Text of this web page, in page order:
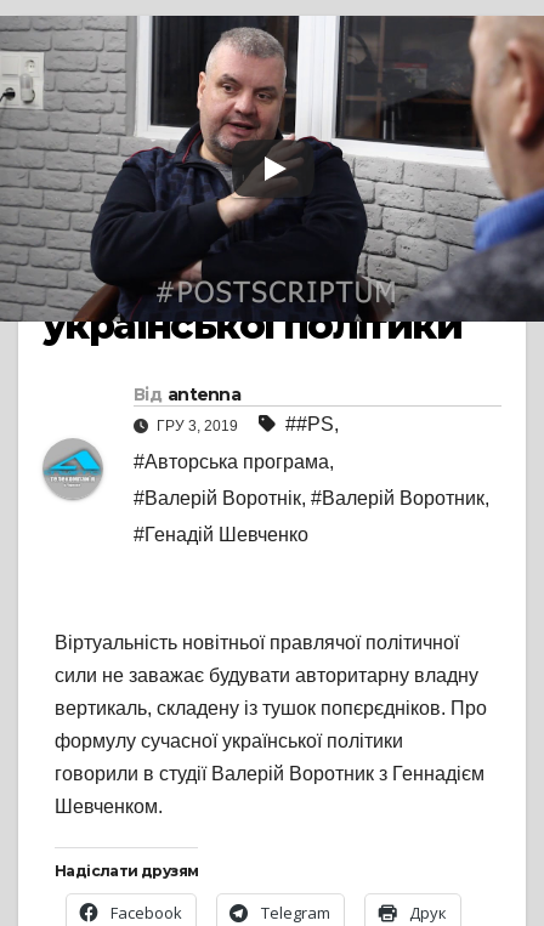
#POSTSCRIPTUM
P. S.: Реальні
правоохоронці на
службі віртуальної
партії? Формула
української політики
Від antenna
ГРУ 3, 2019 ##PS,
#Авторська програма,
#Валерій Воротнік, #Валерій Воротник,
#Генадій Шевченко
Віртуальність новітньої правлячої політичної
сили не заважає будувати авторитарну владну
вертикаль, складену із тушок попєрєдніков. Про
формулу сучасної української політики
говорили в студії Валерій Воротник з Геннадієм
Шевченком.
Надіслати друзям
Facebook Telegram Друк